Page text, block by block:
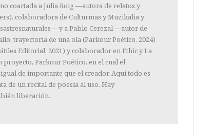
coartada a Julia Roig —autora de relatos y
colaboradora de Culturmas y Muzikalia y
y a Pablo Cerezal —autor de
trayectoria de una ola (Parkour Poético, 2024)
Editorial, 2021) y colaborador en Ethic y La
Parkour Poético, en el cual el
igual de importante que el creador. Aquí todo es
de un recital de poesía al uso. Hay
liberación.